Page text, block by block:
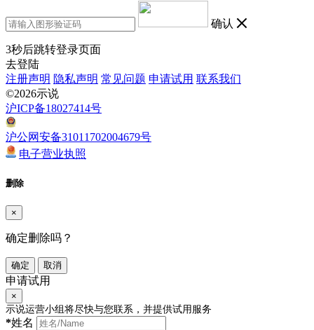
确认
3秒后跳转登录页面
去登陆
注册声明 隐私声明 常见问题 申请试用 联系我们
©2026示说
沪ICP备18027414号
沪公网安备31011702004679号
电子营业执照
删除
×
确定删除吗？
确定 取消
申请试用
×
示说运营小组将尽快与您联系，并提供试用服务
*姓名